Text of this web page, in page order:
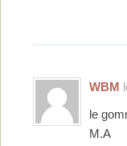
WBM
le
M.A